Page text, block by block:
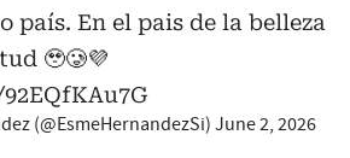
país. En el pais de la belleza
🥹🥲💜
(@EsmeHernandezSi) June 2, 2026